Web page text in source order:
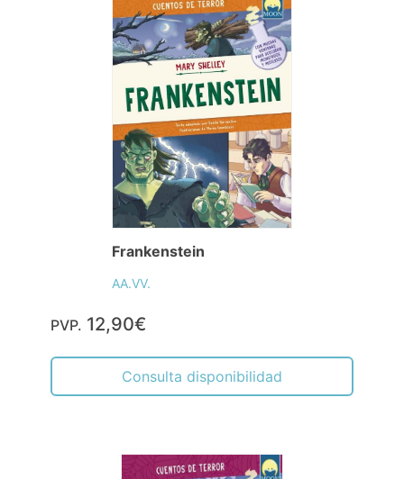
Frankenstein
AA.VV.
PVP. 12,90€
Consulta disponibilidad